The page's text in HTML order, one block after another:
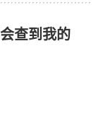
查到我的